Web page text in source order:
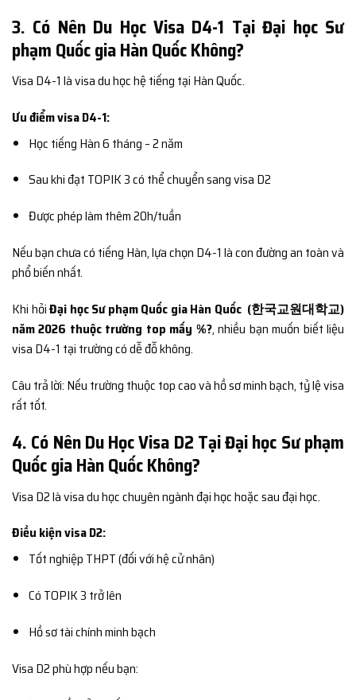
3. Có Nên Du Học Visa D4-1 Tại Đại học Sư
phạm Quốc gia Hàn Quốc Không?
Visa D4-1 là visa du học hệ tiếng tại Hàn Quốc.
Ưu điểm visa D4-1:
Học tiếng Hàn 6 tháng – 2 năm
Sau khi đạt TOPIK 3 có thể chuyển sang visa D2
Được phép làm thêm 20h/tuần
Nếu bạn chưa có tiếng Hàn, lựa chọn D4-1 là con đường an toàn và
phổ biến nhất.
Khi hỏiĐại học Sư phạm Quốc gia Hàn Quốc (한국교원대학교)
năm 2026 thuộc trường top mấy %?, nhiều bạn muốn biết liệu
visa D4-1 tại trường có dễ đỗ không.
Câu trả lời: Nếu trường thuộc top cao và hồ sơ minh bạch, tỷ lệ visa
rất tốt.
4. Có Nên Du Học Visa D2 Tại Đại học Sư phạm
Quốc gia Hàn Quốc Không?
Visa D2 là visa du học chuyên ngành đại học hoặc sau đại học.
Điều kiện visa D2:
Tốt nghiệp THPT (đối với hệ cử nhân)
Có TOPIK 3 trở lên
Hồ sơ tài chính minh bạch
Visa D2 phù hợp nếu bạn: